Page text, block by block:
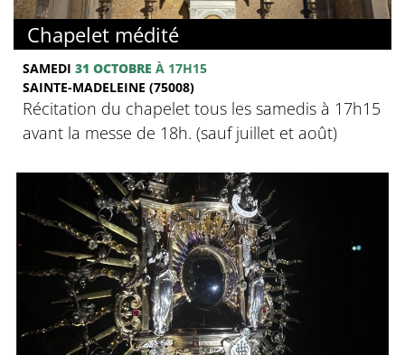
Chapelet médité
SAMEDI 31 OCTOBRE À 17H15
SAINTE-MADELEINE (75008)
Récitation du chapelet tous les samedis à 17h15
avant la messe de 18h. (sauf juillet et août)